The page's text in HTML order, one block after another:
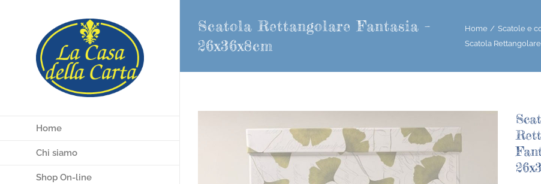
Home
Chi siamo
Shop On-line
Scatola Rettangolare Fantasia –
26x36x8cm
Home Scatole e
Scatola